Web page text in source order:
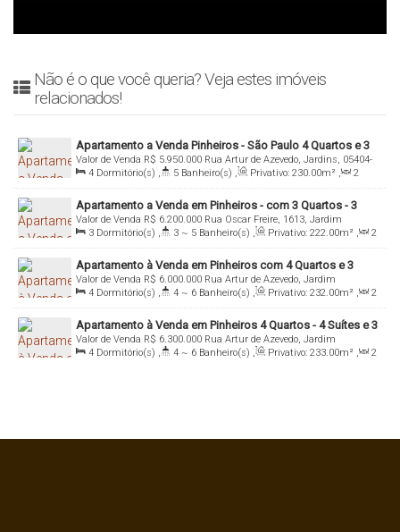
Não é o que você queria? Veja estes imóveis
relacionados!
Apartamento a Venda Pinheiros - São Paulo 4 Quartos e 3
Vagas - Imobiliária Italiana Consultoria
R$ 5.950.000
Valor de Venda
Rua Artur de Azevedo, Jardins, 05404-
014, Pinheiros, São Paulo, São Paulo, Brasil
4 Dormitório(s) , 5 Banheiro(s) , Privativo: 230.00m² ,
2
Sala(s) , 4 Suíte(s) , Total: 230.00m² , 3 Vaga(s) ,
Útil:
230.00m²
Apartamento a Venda em Pinheiros - com 3 Quartos - 3
Suites e 3 Vagas
R$ 6.200.000
Valor de Venda
Rua Oscar Freire, 1613, Jardim
Paulista, 05409-010, Pinheiros, São Paulo, São Paulo, Brasil
3 Dormitório(s) , 3 ~ 5 Banheiro(s) , Privativo: 222.00m² ,
2
Sala(s) , 3 Suíte(s) , Total: 222.00m² , 3 Vaga(s) ,
Útil:
222.00m²
Apartamento à Venda em Pinheiros com 4 Quartos e 3
Vagas
R$ 6.000.000
Valor de Venda
Rua Artur de Azevedo, Jardim
Paulistano, 05404-014, Pinheiros, São Paulo, São Paulo, Brasil
4 Dormitório(s) , 4 ~ 6 Banheiro(s) , Privativo: 232.00m² ,
2
Sala(s) , 4 Suíte(s) , Total: 232.00m² , 3 Vaga(s) ,
Útil:
232.00m²
Apartamento à Venda em Pinheiros 4 Quartos - 4 Suítes e 3
Vagas
R$ 6.300.000
Valor de Venda
Rua Artur de Azevedo, Jardim
Paulistano, 05404-014, Pinheiros, São Paulo, São Paulo, Brasil
4 Dormitório(s) , 4 ~ 6 Banheiro(s) , Privativo: 233.00m² ,
2